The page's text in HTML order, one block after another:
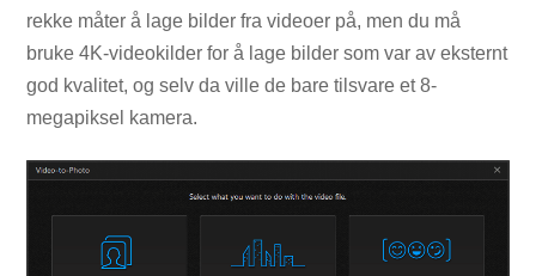
rekke måter å lage bilder fra videoer på, men du må
bruke 4K-videokilder for å lage bilder som var av eksternt
god kvalitet, og selv da ville de bare tilsvare et 8-
megapiksel kamera.